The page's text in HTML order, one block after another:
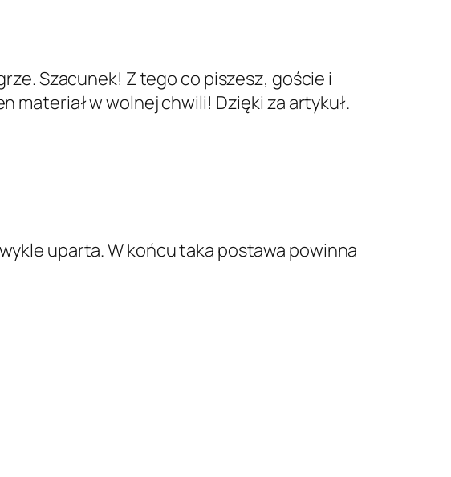
Szacunek! Z tego co piszesz, goście i
w wolnej chwili! Dzięki za artykuł.
uparta. W końcu taka postawa powinna